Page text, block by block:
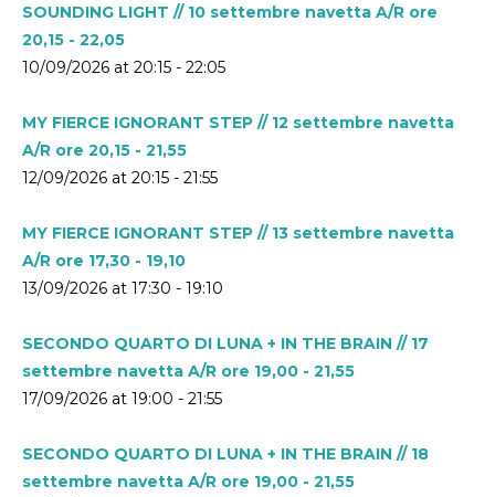
SOUNDING LIGHT // 10 settembre navetta A/R ore
20,15 - 22,05
10/09/2026 at 20:15 - 22:05
MY FIERCE IGNORANT STEP // 12 settembre navetta
A/R ore 20,15 - 21,55
12/09/2026 at 20:15 - 21:55
MY FIERCE IGNORANT STEP // 13 settembre navetta
A/R ore 17,30 - 19,10
13/09/2026 at 17:30 - 19:10
SECONDO QUARTO DI LUNA + IN THE BRAIN // 17
settembre navetta A/R ore 19,00 - 21,55
17/09/2026 at 19:00 - 21:55
SECONDO QUARTO DI LUNA + IN THE BRAIN // 18
settembre navetta A/R ore 19,00 - 21,55